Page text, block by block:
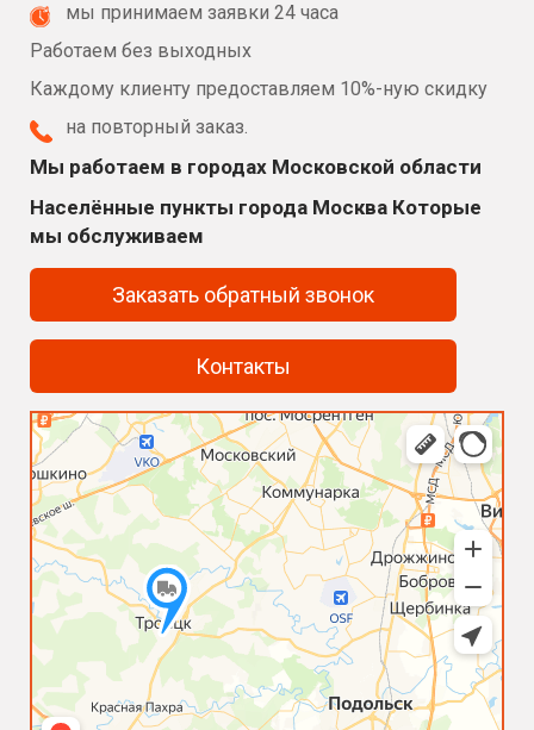
мы принимаем заявки 24 часа
Работаем без выходных
Каждому клиенту предоставляем 10%-ную скидку
на повторный заказ.
Мы работаем в городах Московской области
Населённые пункты города Москва Которые
мы обслуживаем
Заказать обратный звонок
Контакты